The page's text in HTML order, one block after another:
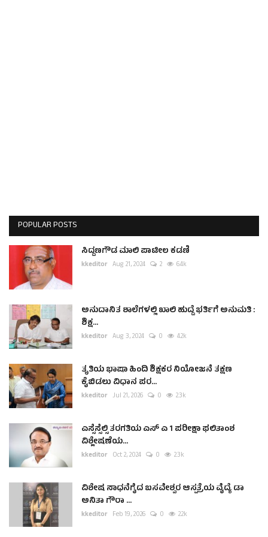
POPULAR POSTS
ಸಿದ್ದಣಗೌಡ ಮಾಲಿ ಪಾಟೀಲ ಕಡಣಿ
kkeditor Aug 21, 2024 2 6.4k
ಅನುದಾನಿತ ಶಾಲೆಗಳಲ್ಲಿ ಖಾಲಿ ಹುದ್ದೆ ಭರ್ತಿಗೆ ಅನುಮತಿ :
ಶಿಕ್ಷ...
kkeditor Aug 3, 2024 0 4.2k
ತೃತಿಯ ಭಾಷಾ ಹಿಂದಿ ಶಿಕ್ಷಕರ ನಿಯೋಜನೆ ತಕ್ಷಣ
ಕೈಬಿಡಲು ವಿಧಾನ ಪರ...
kkeditor Jul 21, 2026 0 2.3k
ಎಸ್ಸೆಸ್ಸೆಲ್ಸಿ ತರಗತಿಯ ಎಸ್ ಎ 1 ಪರೀಕ್ಷಾ ಫಲಿತಾಂಶ
ವಿಶ್ಲೇಷಣೆಯ...
kkeditor Oct 2, 2024 0 2.3k
ವಿಶೇಷ ಸಾಧನೆಗೈದ ಬಸವೇಶ್ವರ ಆಸ್ಪತ್ರೆಯ ವೈದ್ಯೆ ಡಾ
ಅನಿತಾ ಗೌರಾ ...
kkeditor Feb 19, 2026 0 2.2k